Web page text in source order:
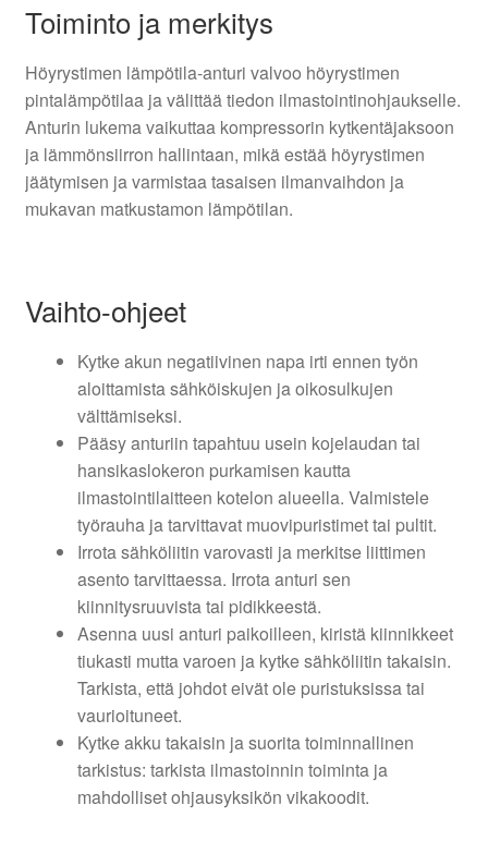
Toiminto ja merkitys
Höyrystimen lämpötila-anturi valvoo höyrystimen
pintalämpötilaa ja välittää tiedon ilmastointinohjaukselle.
Anturin lukema vaikuttaa kompressorin kytkentäjaksoon
ja lämmönsiirron hallintaan, mikä estää höyrystimen
jäätymisen ja varmistaa tasaisen ilmanvaihdon ja
mukavan matkustamon lämpötilan.
Vaihto-ohjeet
Kytke akun negatiivinen napa irti ennen työn
aloittamista sähköiskujen ja oikosulkujen
välttämiseksi.
Pääsy anturiin tapahtuu usein kojelaudan tai
hansikaslokeron purkamisen kautta
ilmastointilaitteen kotelon alueella. Valmistele
työrauha ja tarvittavat muovipuristimet tai pultit.
Irrota sähköliitin varovasti ja merkitse liittimen
asento tarvittaessa. Irrota anturi sen
kiinnitysruuvista tai pidikkeestä.
Asenna uusi anturi paikoilleen, kiristä kiinnikkeet
tiukasti mutta varoen ja kytke sähköliitin takaisin.
Tarkista, että johdot eivät ole puristuksissa tai
vaurioituneet.
Kytke akku takaisin ja suorita toiminnallinen
tarkistus: tarkista ilmastoinnin toiminta ja
mahdolliset ohjausyksikön vikakoodit.